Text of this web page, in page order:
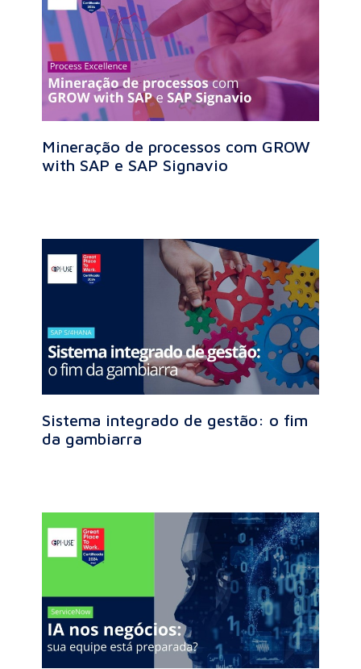
Mineração de processos com GROW
with SAP e SAP Signavio
Sistema integrado de gestão: o fim
da gambiarra